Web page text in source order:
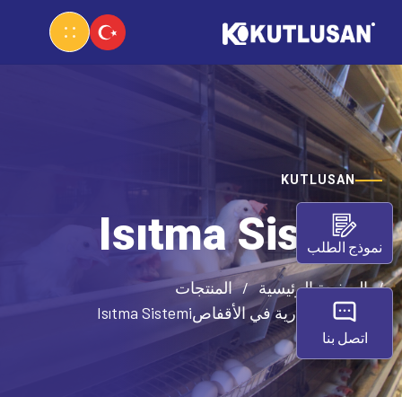
KUTLUSAN
Isıtma Sistemi
الصفحة الرئيسية
المنتجات
أنظمة اختيارية في الأقفاصIsıtma Sistemi
نموذج الطلب
اتصل بنا